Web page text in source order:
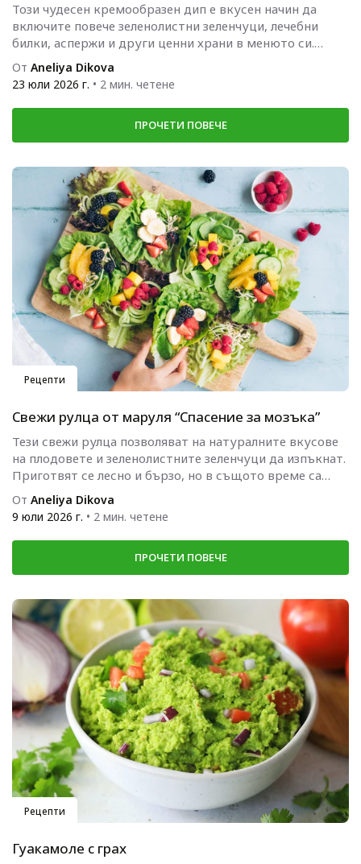
Този чудесен кремообразен дип е вкусен начин да
включите повече зеленолистни зеленчуци, лечебни
билки, аспержи и други ценни храни в менюто си.
Подходящ е за...
От Aneliya Dikova
23 юли 2026 г. • 2 мин. четене
ПРОЧЕТИ ПОВЕЧЕ
Рецепти
Свежи рулца от маруля “Спасение за мозъка”
Тези свежи рулца позволяват на натуралните вкусове
на плодовете и зеленолистните зеленчуци да изпъкнат.
Приготвят се лесно и бързо, но в същото време са
богати...
От Aneliya Dikova
9 юли 2026 г. • 2 мин. четене
ПРОЧЕТИ ПОВЕЧЕ
Рецепти
Гуакамоле с грах